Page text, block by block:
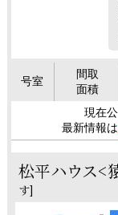
号室
間取
面積
現在
最新情報は
松平ハウス<
す]